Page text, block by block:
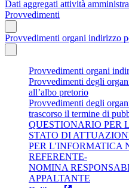
Dati aggregati attività
Provvedimenti
Provvedimenti organi indirizzo
Provvedimenti organi
Provvedimenti degli
all’albo pretorio
Provvedimenti degli
trascorso il termine di
QUESTIONARIO PER
STATO DI
PER L'INFORMATICA
REFERENTE-
NOMINA
APPALTANTE